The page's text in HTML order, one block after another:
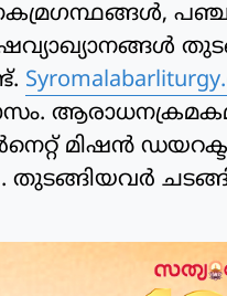
മിഷന്‍